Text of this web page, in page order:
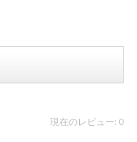
現在のレビュー: 0